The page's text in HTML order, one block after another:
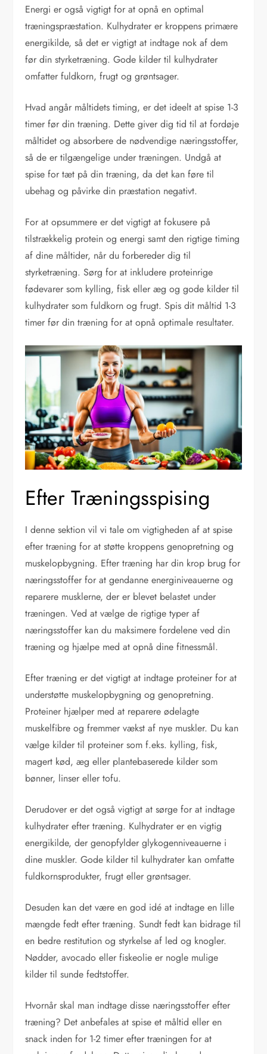
Energi er også vigtigt for at opnå en optimal
træningspræstation. Kulhydrater er kroppens primære
energikilde, så det er vigtigt at indtage nok af dem
før din styrketræning. Gode kilder til kulhydrater
omfatter fuldkorn, frugt og grøntsager.
Hvad angår måltidets timing, er det ideelt at spise 1-3
timer før din træning. Dette giver dig tid til at fordøje
måltidet og absorbere de nødvendige næringsstoffer,
så de er tilgængelige under træningen. Undgå at
spise for tæt på din træning, da det kan føre til
ubehag og påvirke din præstation negativt.
For at opsummere er det vigtigt at fokusere på
tilstrækkelig protein og energi samt den rigtige timing
af dine måltider, når du forbereder dig til
styrketræning. Sørg for at inkludere proteinrige
fødevarer som kylling, fisk eller æg og gode kilder til
kulhydrater som fuldkorn og frugt. Spis dit måltid 1-3
timer før din træning for at opnå optimale resultater.
Efter Træningsspising
I denne sektion vil vi tale om vigtigheden af at spise
efter træning for at støtte kroppens genopretning og
muskelopbygning. Efter træning har din krop brug for
næringsstoffer for at gendanne energiniveauerne og
reparere musklerne, der er blevet belastet under
træningen. Ved at vælge de rigtige typer af
næringsstoffer kan du maksimere fordelene ved din
træning og hjælpe med at opnå dine fitnessmål.
Efter træning er det vigtigt at indtage proteiner for at
understøtte muskelopbygning og genopretning.
Proteiner hjælper med at reparere ødelagte
muskelfibre og fremmer vækst af nye muskler. Du kan
vælge kilder til proteiner som f.eks. kylling, fisk,
magert kød, æg eller plantebaserede kilder som
bønner, linser eller tofu.
Derudover er det også vigtigt at sørge for at indtage
kulhydrater efter træning. Kulhydrater er en vigtig
energikilde, der genopfylder glykogenniveauerne i
dine muskler. Gode kilder til kulhydrater kan omfatte
fuldkornsprodukter, frugt eller grøntsager.
Desuden kan det være en god idé at indtage en lille
mængde fedt efter træning. Sundt fedt kan bidrage til
en bedre restitution og styrkelse af led og knogler.
Nødder, avocado eller fiskeolie er nogle mulige
kilder til sunde fedtstoffer.
Hvornår skal man indtage disse næringsstoffer efter
træning? Det anbefales at spise et måltid eller en
snack inden for 1-2 timer efter træningen for at